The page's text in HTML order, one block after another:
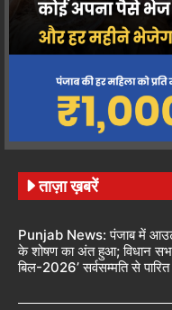
ताज़ा ख़बरें
Punjab News: पंजाब में
के शोषण का अंत हुआ; विधान
बिल-2026’ सर्वसम्मति से पारित